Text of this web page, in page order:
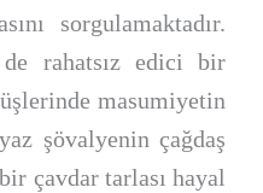
sorgulamaktadır.
de rahatsız edici bir
masumiyetin
şövalyenin çağdaş
çavdar tarlası hayal